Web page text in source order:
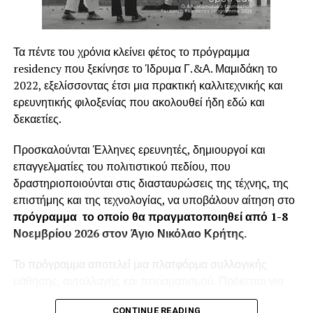
Η διαδικασία παραχώρησης κινήτρων για την
αποτελεσματικότερη απόδοση και την ταχύτατη
προσαρμογή των νέων στελεχών εγκυμονεί κινδύνους
και αρκετές φορές προκαλεί αδιέξοδα στην ίδια την
επιχείρηση.
Πρώτον
εργαζόμενου δεν ταυτίζονται με του στόχους του
επιχειρηματία
Δεύτερονγιατί το αναμενόμενο αποτέλεσμα
προσδοκιών και σχέσης μεταξύ εργαζόμενου και
εργοδότη δεν βασίζονται στο ίδιο οικονομικό, κοινωνικό
και στοχευμένο ορθολογιστικά μοντέλο Διοίκησης.
αρμοδιοτήτων, η μη αποδοχή της όποιας μορφής
Τα πέντε του χρόνια κλείνει φέτος το πρόγραμμα
residency που ξεκίνησε το Ίδρυμα Γ.&Α. Μαμιδάκη το
2022, εξελίσσοντας έτσι μια πρακτική καλλιτεχνικής και
ερευνητικής φιλοξενίας που ακολουθεί ήδη εδώ και
δεκαετίες.
Προσκαλούνται Έλληνες ερευνητές, δημιουργοί και
επαγγελματίες του πολιτιστικού πεδίου, που
δραστηριοποιούνται στις διασταυρώσεις της τέχνης, της
επιστήμης και της τεχνολογίας, να υποβάλουν αίτηση στο
πρόγραμμα το οποίο θα πραγματοποιηθεί από 1-8
Νοεμβρίου 2026 στον Άγιο Νικόλαο Κρήτης.
Το πρόγραμμα αποτελεί μια πλατφόρμα συλλογικής
μια εντατική εβδομάδα όπου μέσα έσα από διαλέξεις,
CONTINUE READING